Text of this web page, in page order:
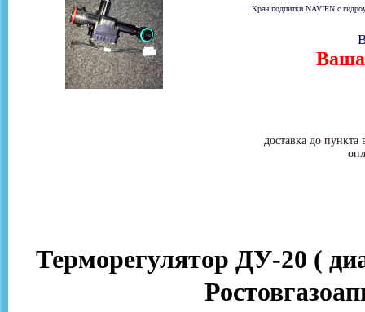
Кран подпитки NAVIEN с
Ваша
доставка до
Терморегулятор ДУ-20 (